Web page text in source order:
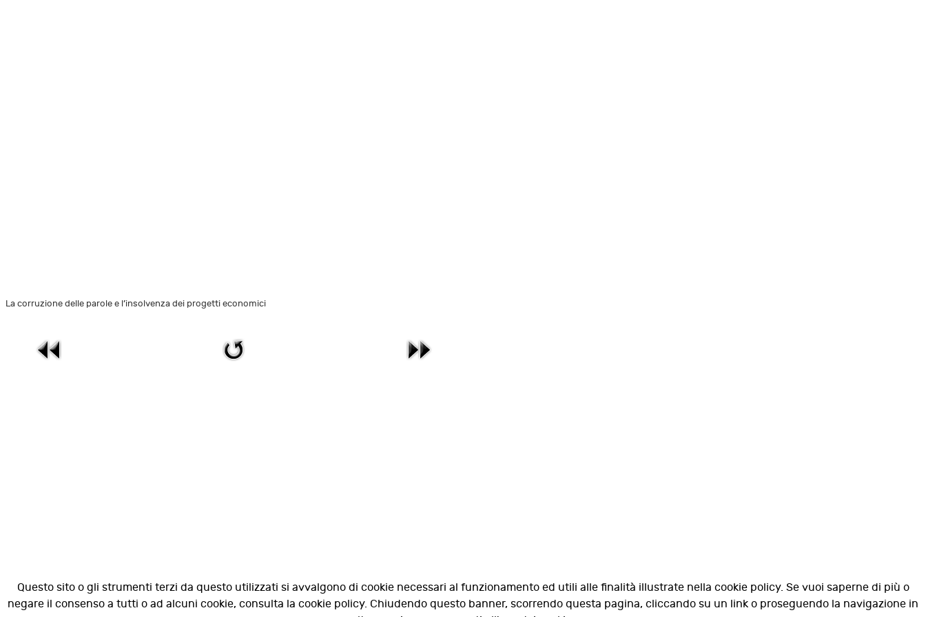
La corruzione delle parole e l’insolvenza dei progetti economici
Questo sito o gli strumenti terzi da questo utilizzati si avvalgono di cookie necessari al funzionamento ed utili alle finalità illustrate nella cookie policy. Se vuoi saperne di più o
negare il consenso a tutti o ad alcuni cookie, consulta la cookie policy. Chiudendo questo banner, scorrendo questa pagina, cliccando su un link o proseguendo la navigazione in